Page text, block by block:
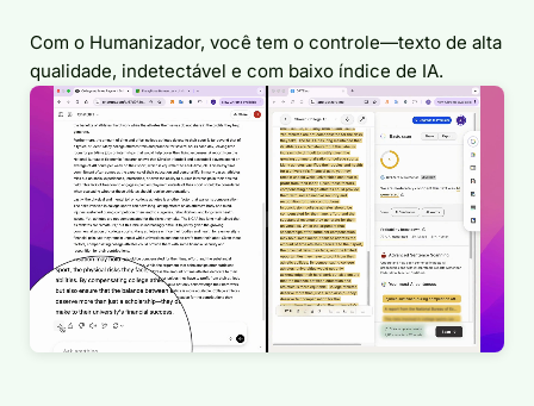
Com o Humanizador, você tem o controle—texto de alta
qualidade, indetectável e com baixo índice de IA.